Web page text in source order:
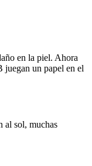
en la piel. Ahora
juegan un papel en el
al sol, muchas